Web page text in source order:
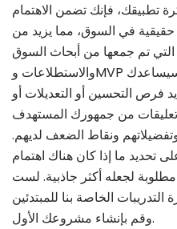
فإنك تضمن الاهتمام
حقيقية في السوق، مما يزيد من
تم جمعها من أبحاث السوق
والاستطلاعات وMVP لتقييم صلاحية فكرة تطبيقك. سيساعدك
فرص التحسين أو التعديلات أو
تعليقات من جمهورك المستهدف
ونقاط الضعف لديهم.
تحديد ما إذا كان هناك اهتمام
لجعله أكثر جاذبية. لست
التدريبات الخاصة بنا للمبتدئين
وقم بإنشاء مشروعك الأول.